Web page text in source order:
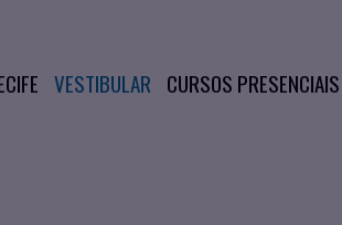
VESTIBULAR CURSOS PRESENCIAIS